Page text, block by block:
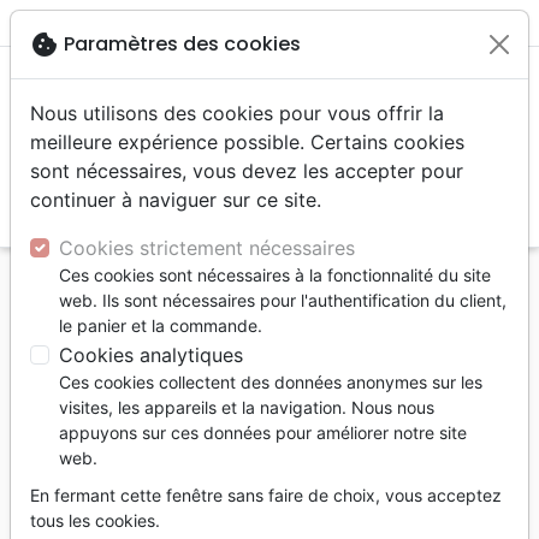
menu
Accueil Divers Maison, cuisine
Maison, cuisine
Filtrer tune
cookie Paramètres des cookies
Nous utilisons des cookies pour vous offrir la
meilleure expérience possible. Certains cookies
sont nécessaires, vous devez les accepter pour
continuer à naviguer sur ce site.
Cookies strictement nécessaires
Ces cookies sont nécessaires à la fonctionnalité du site
web. Ils sont nécessaires pour l'authentification du client,
le panier et la commande.
Cookies analytiques
Ces cookies collectent des données anonymes sur les
visites, les appareils et la navigation. Nous nous
appuyons sur ces données pour améliorer notre site
web.
En fermant cette fenêtre sans faire de choix, vous acceptez
tous les cookies.